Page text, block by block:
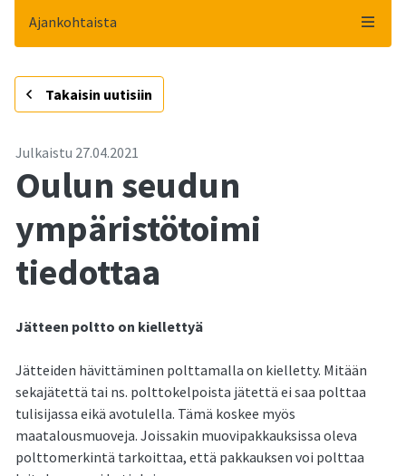
Ajankohtaista
- Takaisin uutisiin
Julkaistu 27.04.2021
Oulun seudun
ympäristötoimi
tiedottaa
Jätteen poltto on kiellettyä
Jätteiden hävittäminen polttamalla on kielletty. Mitään
sekajätettä tai ns. polttokelpoista jätettä ei saa polttaa
tulisijassa eikä avotulella. Tämä koskee myös
maatalousmuoveja. Joissakin muovipakkauksissa oleva
polttomerkintä tarkoittaa, että pakkauksen voi polttaa